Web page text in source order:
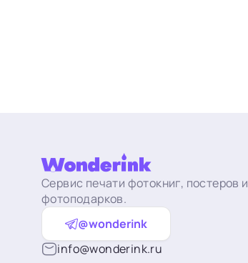
Сервис печати фотокниг, постеров и
фотоподарков.
@wonderink
info@wonderink.ru